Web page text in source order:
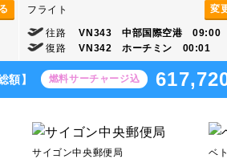
変
フライト
往路
VN343 中部国際空港 09:00
復路
VN342 ホーチミン 00:01
額】 燃料サーチャージ込
サイゴン中央郵便局 ベ